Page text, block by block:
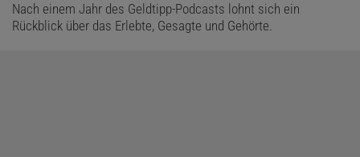
Nach einem Jahr des Geldtipp-Podcasts lohnt sich ein
Rückblick über das Erlebte, Gesagte und Gehörte.